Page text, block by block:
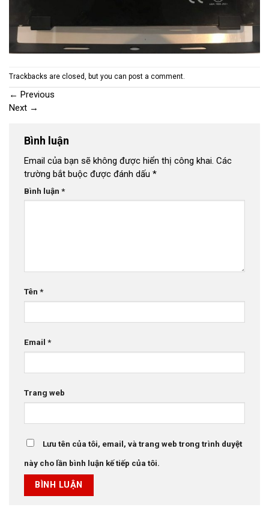
Trackbacks are closed, but you can post a comment.
← Previous
Next →
Bình luận
Email của bạn sẽ không được hiển thị công khai. Các
trường bắt buộc được đánh dấu *
Bình luận *
Tên *
Email *
Trang web
Lưu tên của tôi, email, và trang web trong trình duyệt
này cho lần bình luận kế tiếp của tôi.